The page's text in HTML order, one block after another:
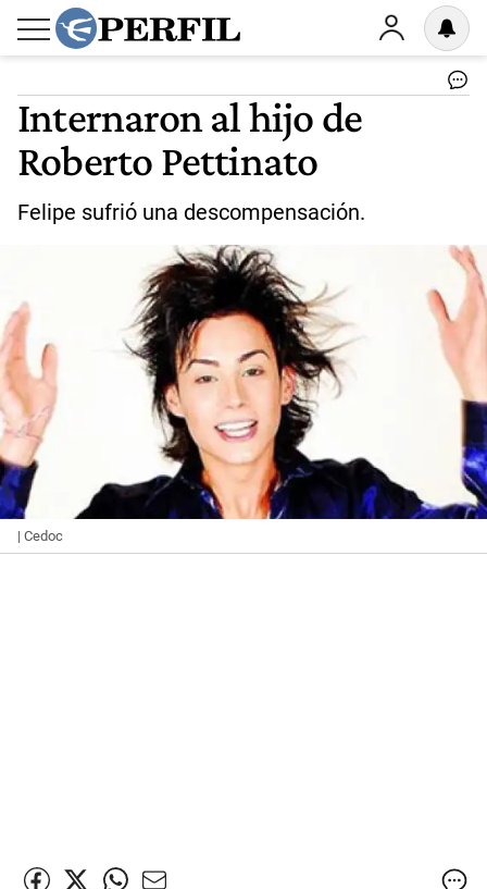
Internaron al hijo de
Roberto Pettinato
Felipe sufrió una descompensación.
| Cedoc